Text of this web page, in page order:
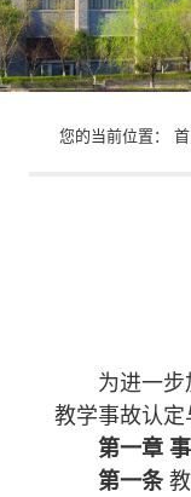
您的当前位置：
为进一
教学事故认
第一章
第一条教